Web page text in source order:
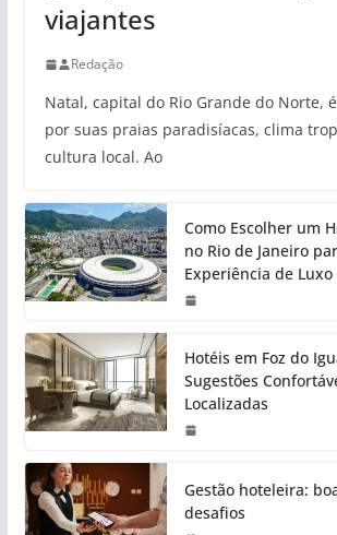
viajantes
Redação
Natal, capital do Rio Grande do Norte,
por suas praias paradisíacas, clima
cultura local. Ao
Como Escolher um
no Rio de Janeiro
Experiência de Luxo
Hotéis em Foz do
Sugestões
Localizadas
Gestão hoteleira:
desafios